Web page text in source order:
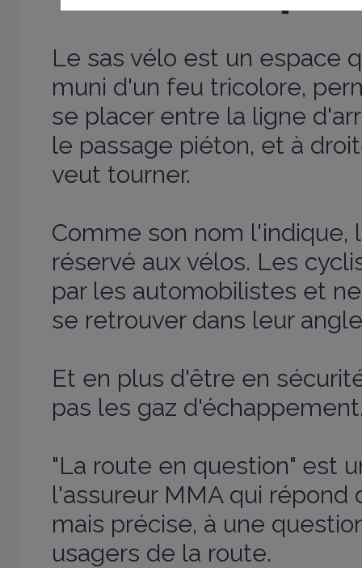
Le sas vélo est un espace
muni d'un feu tricolore,
se placer entre la ligne
le passage piéton, et à
veut tourner.
Comme son nom l'indique,
réservé aux vélos. Les
par les automobilistes et
se retrouver dans leur
Et en plus d'être en
pas les gaz
"La route en question" est
l'assureur MMA qui répond
mais précise, à une
usagers de la route.